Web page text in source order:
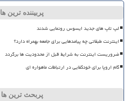
پربیننده ترین ها
لپ تاپ های جدید ایسوس رونمایی شدند
اینترنت طبقاتی چه پیامدهایی برای جامعه بهمراه دارد؟
ضروریست اینترنت به شرایط قبل از محدودیت ها برگردد
گام اروپا برای خودکفایی در ارتباطات ماهواره ای
پربحث ترین ها